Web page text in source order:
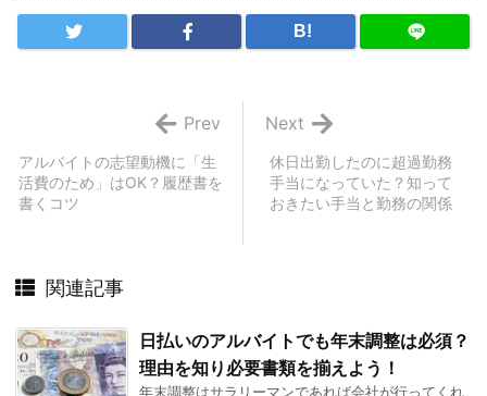
B!
休日出勤したのに超過勤務
手当になっていた？知って
おきたい手当と勤務の関係
Next
アルバイトの志望動機に「生
活費のため」はOK？履歴書を
書くコツ
Prev
関連記事
日払いのアルバイトでも年末調整は必須？
理由を知り必要書類を揃えよう！
年末調整はサラリーマンであれば会社が行ってくれ